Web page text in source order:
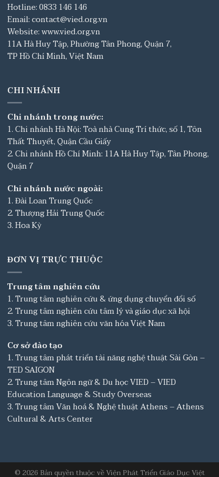
Hotline: 0833 146 146
Email: contact@vied.org.vn
Website: www.vied.org.vn
11A Hà Huy Tập, Phường Tân Phong, Quận 7,
TP Hồ Chí Minh, Việt Nam
CHI NHÁNH
Chi nhánh trong nước:
1. Chi nhánh Hà Nội: Toà nhà Cung Trí thức, số 1, Tôn
Thất Thuyết, Quận Cầu Giấy
2. Chi nhánh Hồ Chí Minh: 11A Hà Huy Tập, Tân Phong,
Quận 7
Chi nhánh nước ngoài:
1. Đài Loan Trung Quốc
2. Thượng Hải Trung Quốc
3. Hoa Kỳ
ĐƠN VỊ TRỰC THUỘC
Trung tâm nghiên cứu
1. Trung tâm nghiên cứu & ứng dụng chuyển đổi số
2. Trung tâm nghiên cứu tâm lý và giáo dục xã hội
3. Trung tâm nghiên cứu văn hóa Việt Nam
Cơ sở đào tạo
1. Trung tâm phát triển tài năng nghệ thuật Sài Gòn –
TED SAIGON
2. Trung tâm Ngôn ngữ & Du học VIED – VIED
Education Language & Study Overseas
3. Trung tâm Văn hoá & Nghệ thuật Athens – Athens
Cultural & Arts Center
© 2026 Bản quyền thuộc về Viện Phát Triển Giáo Dục Việt